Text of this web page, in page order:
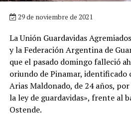
29 de noviembre de 2021
La Unión Guardavidas
y la Federación Argentina de
que el pasado domingo falleció
oriundo de Pinamar, identificado
Arias Maldonado, de 24 años,
la ley de guardavidas», frente al
Ostende.